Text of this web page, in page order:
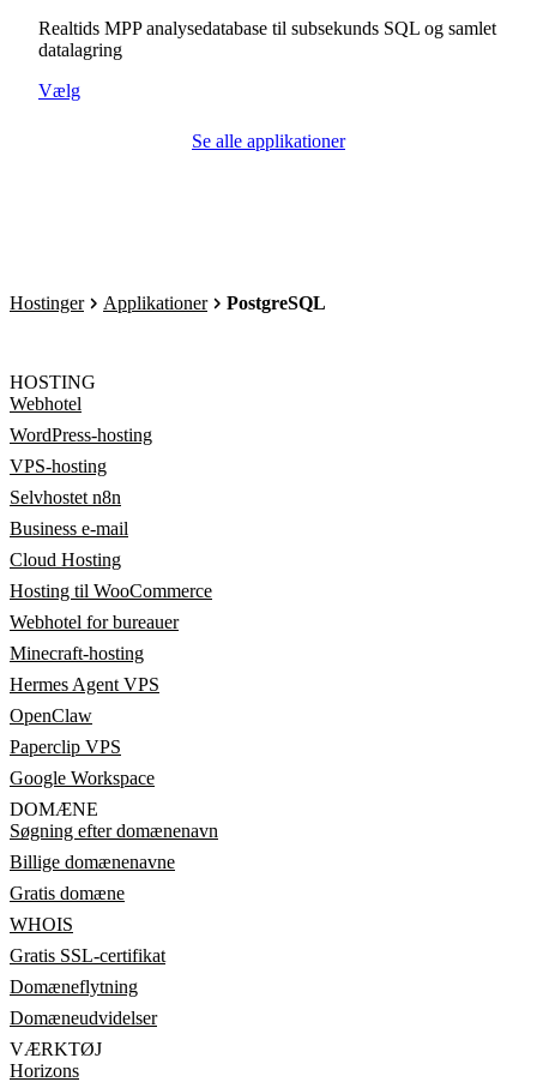
Realtids MPP analysedatabase til subsekunds SQL og samlet
datalagring
Vælg
Se alle applikationer
Hostinger Applikationer PostgreSQL
HOSTING
Webhotel
WordPress-hosting
VPS-hosting
Selvhostet n8n
Business e-mail
Cloud Hosting
Hosting til WooCommerce
Webhotel for bureauer
Minecraft-hosting
Hermes Agent VPS
OpenClaw
Paperclip VPS
Google Workspace
DOMÆNE
Søgning efter domænenavn
Billige domænenavne
Gratis domæne
WHOIS
Gratis SSL-certifikat
Domæneflytning
Domæneudvidelser
VÆRKTØJ
Horizons